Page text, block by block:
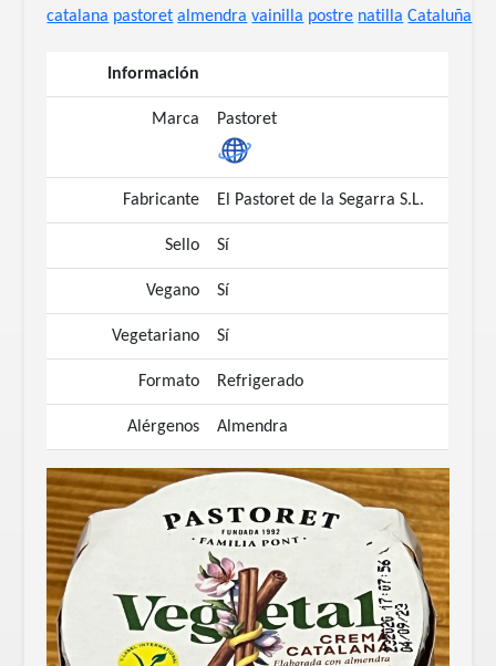
catalana pastoret almendra vainilla postre natilla Cataluña
Información
Marca Pastoret
Fabricante El Pastoret de la Segarra S.L.
Sello Sí
Vegano Sí
Vegetariano Sí
Formato Refrigerado
Alérgenos Almendra